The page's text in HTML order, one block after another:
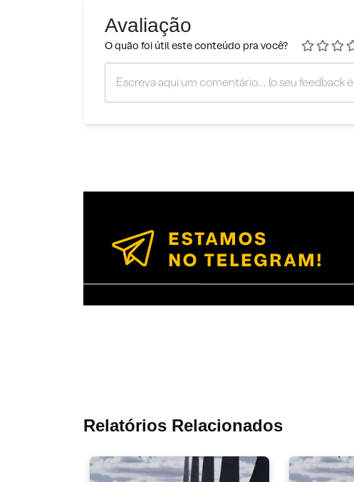
Avaliação
O quão foi útil este conteúdo pra você?
Relatórios Relacionados